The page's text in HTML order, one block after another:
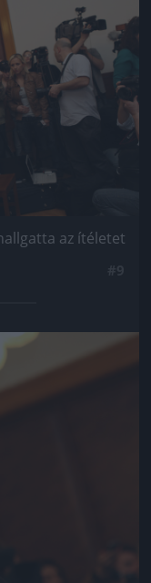
az ítéletet